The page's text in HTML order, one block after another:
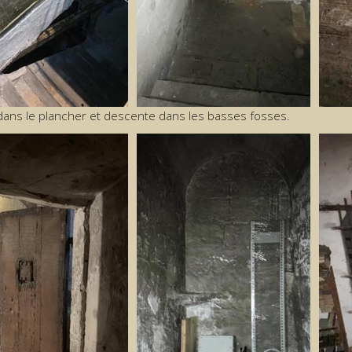
le plancher et descente dans les basses fosses.